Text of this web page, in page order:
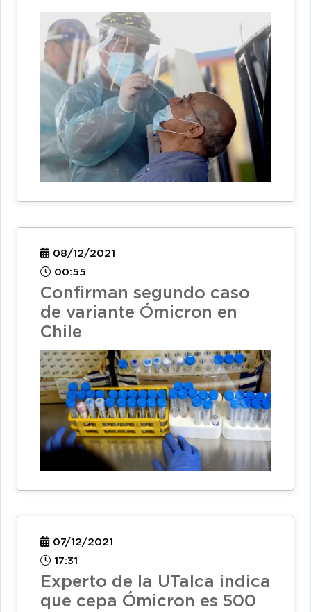
08/12/2021
00:55
Confirman segundo caso
de variante Ómicron en
Chile
07/12/2021
17:31
Experto de la UTalca indica
que cepa Ómicron es 500